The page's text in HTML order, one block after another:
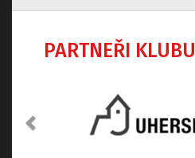
PARTNEŘI KLUBU